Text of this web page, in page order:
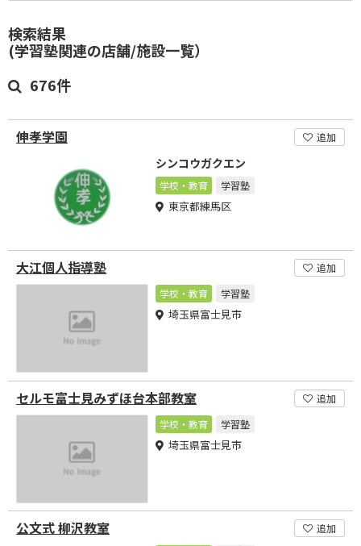
検索結果
(学習塾関連の店舗/施設一覧）
676件
伸孝学園 追加
シンコウガクエン
学校・教育 学習塾
東京都練馬区
大江個人指導塾
追加
学校・教育
学習塾
埼玉県富士見市
セルモ富士見みずほ台本部教室
追加
学校・教育
学習塾
埼玉県富士見市
公文式 柳沢教室
追加